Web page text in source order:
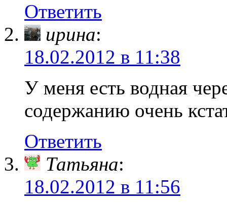
Ответить
ирина:
18.02.2012 в 11:38
У меня есть водная
содержанию очень
Ответить
Татьяна:
18.02.2012 в 11:56